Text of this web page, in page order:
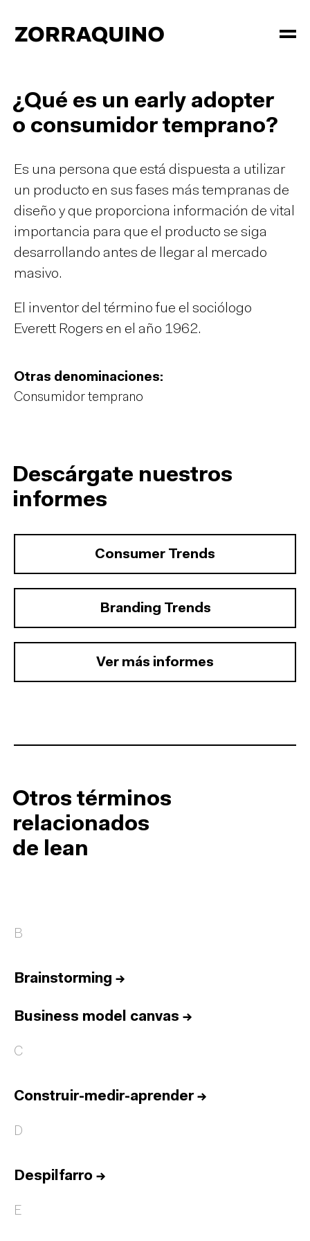
¿Qué es un early adopter
o consumidor temprano?
Es una persona que está dispuesta a utilizar
un producto en sus fases más tempranas de
diseño y que proporciona información de vital
importancia para que el producto se siga
desarrollando antes de llegar al mercado
masivo.
El inventor del término fue el sociólogo
Everett Rogers en el año 1962.
Otras denominaciones:
Consumidor temprano
Descárgate nuestros
informes
Consumer Trends
Branding Trends
Ver más informes
Otros términos
relacionados
de lean
B
Brainstorming →
Business model canvas →
C
Construir-medir-aprender→
D
Despilfarro →
E